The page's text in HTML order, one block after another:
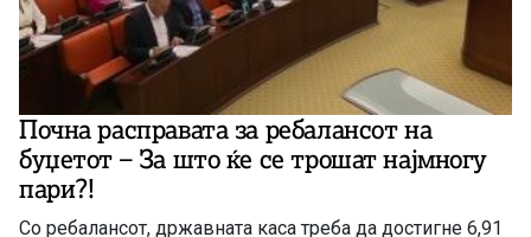
Почна расправата за ребалансот на
буџетот – За што ќе се трошат најмногу
пари?!
Со ребалансот, државната каса треба да достигне 6,91